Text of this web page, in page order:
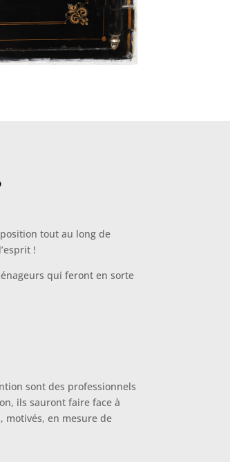
tout au long de
!
qui feront en sorte
sont des professionnels
ils sauront faire face à
motivés, en mesure de